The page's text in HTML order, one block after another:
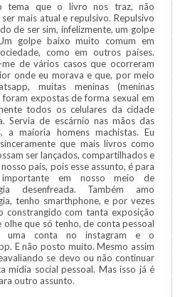
tema que o livro nos traz, não
mais atual e repulsivo. Repulsivo
de ser sim, infelizmente, um golpe
golpe baixo muito comum em
como em outros países.
me de vários casos que ocorreram
onde eu morava e que, por meio
muitas meninas (meninas
foram expostas de forma sexual em
todos os celulares da cidade
Servia de escárnio nas mãos das
a maioria homens machistas. Eu
que mais livros como
ser lançados, compartilhados e
país, pois esse assunto, é para
em nosso meio de
desenfreada. Também amo
tenho smarthphone, e por vezes
constrangido com tanta exposição
olhe que só tenho, de conta pessoal
uma conta no instagram e o
E não posto muito. Mesmo assim
se devo ou não continuar
mídia social pessoal. Mas isso já é
outro assunto.